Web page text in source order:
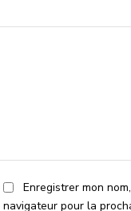
Email
Enregistrer mon
navigateur pour la